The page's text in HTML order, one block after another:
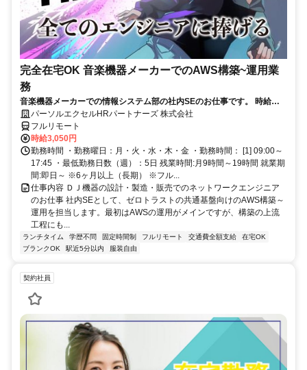
完全在宅OK 音楽機器メーカーでのAWS構築~運用業
務
音楽機器メーカーでの情報システム部の社内SEのお仕事です。 時給
3050円！基本はフル在宅が可能です！ （状況によって出社有り） AWS
構築の上流工程にも携われます！ご本人負担が約4割でとってもお得な
パナソニック健保に加入頂けます！
パーソルエクセルHRパートナーズ 株式会社
フルリモート
時給3,050円
勤務時間 ・勤務曜日：月・火・水・木・金 ・勤務時間： [1] 09:00～
17:45 ・最低勤務日数（週）：5日 残業時間:月9時間～19時間 就業期
間:即日～ ※6ヶ月以上（長期） ※フル...
仕事内容 ＤＪ機器の設計・製造・販売でのネットワークエンジニア
のお仕事 社内SEとして、ゼロトラストの共通基盤向けのAWS構築～
運用を担当します。最初はAWSの運用がメインですが、構築の上流
工程にも...
ランチタイム 学歴不問 固定時間制 フルリモート 交通費全額支給
在宅OK
ブランクOK
駅近5分以内 服装自由
契約社員